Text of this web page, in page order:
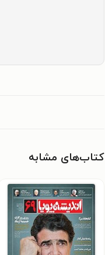
کتاب‌های مشابه